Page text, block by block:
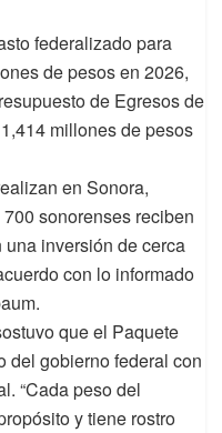
federalizado para
de pesos en 2026,
de Egresos de
millones de pesos
en Sonora,
sonorenses reciben
inversión de cerca
con lo informado
que el Paquete
del gobierno federal con
“Cada peso del
y tiene rostro